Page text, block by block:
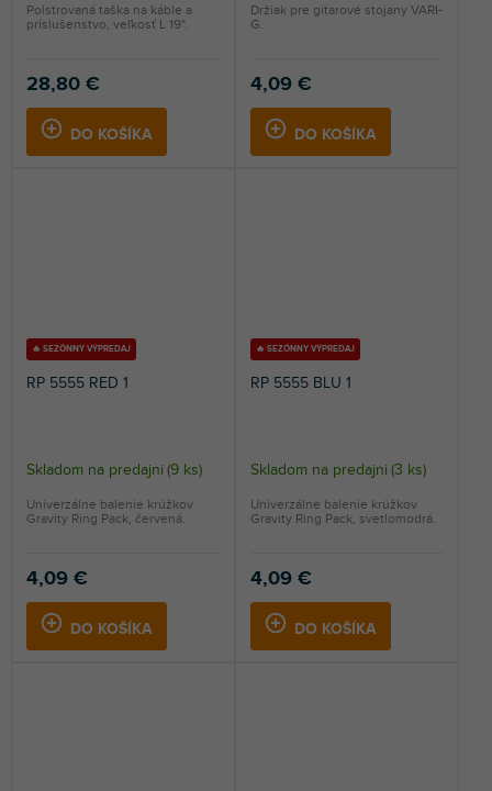
28,80 €
DO KOŠÍKA
Polstrovaná taška na káble a
príslušenstvo, veľkosť L 19".
4,09 €
DO KOŠÍKA
Držiak pre gitarové stojany VARI-
G.
🔥 SEZÓNNY VÝPREDAJ
RP 5555 RED 1
Skladom na predajni (9 ks)
4,09 €
DO KOŠÍKA
Univerzálne balenie krúžkov
Gravity Ring Pack, červená.
🔥 SEZÓNNY VÝPREDAJ
RP 5555 BLU 1
Skladom na predajni (3 ks)
4,09 €
DO KOŠÍKA
Univerzálne balenie krúžkov
Gravity Ring Pack, svetlomodrá.